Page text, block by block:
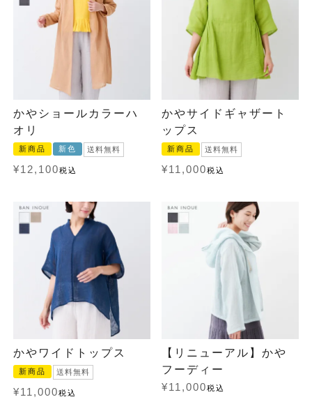
かやショールカラーハ
オリ
新商品 新色 送料無料
¥12,100税込
かやサイドギャザート
ップス
新商品 送料無料
¥11,000税込
かやワイドトップス
新商品 送料無料
¥11,000税込
【リニューアル】かや
フーディー
¥11,000税込